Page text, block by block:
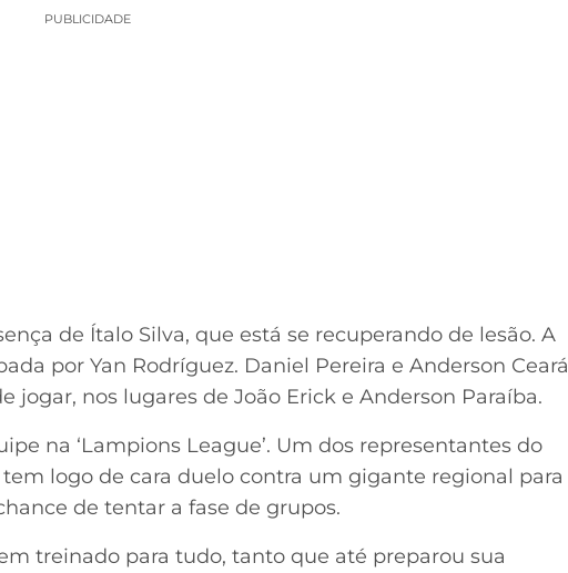
PUBLICIDADE
de Ítalo Silva, que está se recuperando de lesão. A
por Yan Rodríguez. Daniel Pereira e Anderson Ceará
jogar, nos lugares de João Erick e Anderson Paraíba.
na ‘Lampions League’. Um dos representantes do
logo de cara duelo contra um gigante regional para
de tentar a fase de grupos.
treinado para tudo, tanto que até preparou sua